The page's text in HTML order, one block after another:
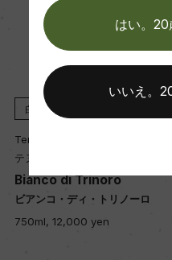
熟成：オーク樽熟成 8
セメントタンク熟成11
年間生産量
2600
栽培面積
1.5ha
白
Tenuta di Trinoro
テヌータ・ディ・トリノーロ
Bianco di Trinoro
ビアンコ・ディ・トリノーロ
750ml, 12,000 yen
はい。20
いいえ。